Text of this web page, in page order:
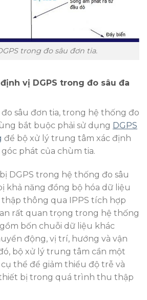
trong đo sâu đơn tia.
vị DGPS trong đo sâu đa
sâu đơn tia, trong hệ thống đo
bắt buộc phải sử dụng DGPS
để bộ xử lý trung tâm xác định
phát của chùm tia.
DGPS trong hệ thống đo sâu
khả năng đồng bộ hóa dữ liệu
thông qua IPPS tích hợp
rất quan trọng trong hệ thống
bốn chuỗi dữ liệu khác
động, vị trí, hướng và vận
bộ xử lý trung tâm cần một
thể để giảm thiểu độ trễ và
thiết bị trong quá trình thu thập